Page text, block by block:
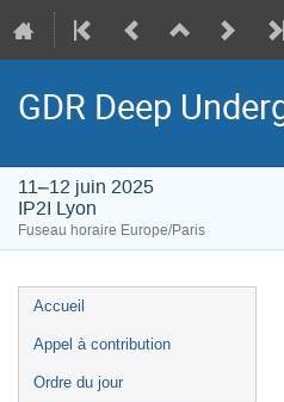
GDR Deep
11–12 juin 2025
IP2I Lyon
Fuseau horaire Europe/Paris
Menu
de
Accueil
Appel à contribution
Ordre du jour